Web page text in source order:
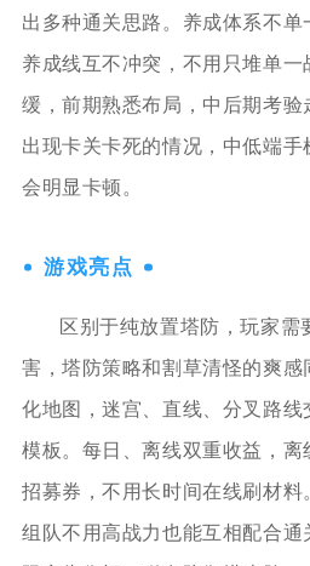
出多种通关思路。养成体系不
养成线互不冲突，不用只堆单
缓，前期熟悉布局，中后期考
出现卡关卡死的情况，中低端
会明显卡顿。
游戏亮点
区别于纯放置塔防，玩家需
害，塔防策略和割草清怪的爽
化地图，迷宫、直线、分叉路线
模板。每日、离线双重收益，离
招募券，不用长时间在线刷材料
组队不用高战力也能互相配合